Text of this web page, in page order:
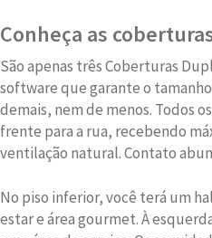
Conheça as
São apenas três Coberturas
software que garante o
demais, nem de menos. Todos
frente para a rua, recebendo
ventilação natural. Contato
No piso inferior, você terá um
estar e área gourmet. À